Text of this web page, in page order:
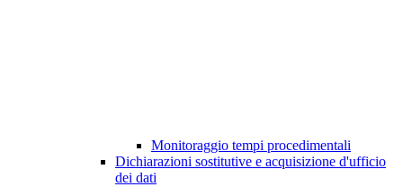
Monitoraggio tempi procedimentali
Dichiarazioni sostitutive e acquisizione d'ufficio
dei dati